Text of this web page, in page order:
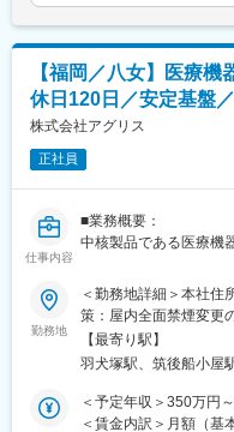
術・製品ライセンス契
期的な新薬を継続的に
ティファーマとなるこ
変更の範囲：会社の定
※弊社はグローバル展
ールにご対応いただく
■同社について：
・同社は香料業界で国
50％を超えるなどグロ
また、2020年で創業
年にノーベル化学賞を
・当社の事業は食品／
ー事業と、香水や化粧
グリディエンツ事業、
子材料等の精密化学品
れています。フレーバ
身近な製品に使われて
【福岡／八女】医療
休日120日／安定基盤
株式会社アグリス
正社員
仕事内容
■業務概要：
中核製品である医療機
■詳細：
・作業標準書の作成、
・原材料や製品の検査
■ミッション
品質を担保するため
勤務地
＜勤務地詳細＞本社住
策：屋内全面禁煙変更
【最寄り駅】
羽犬塚駅、筑後船小屋
＜予定年収＞350万円
＜賃金内訳＞月額（基